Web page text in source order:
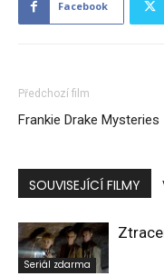
Facebook
Předchozí film
Frankie Drake Mysteries
SOUVISEJÍCÍ FILMY
Seriál zdarma